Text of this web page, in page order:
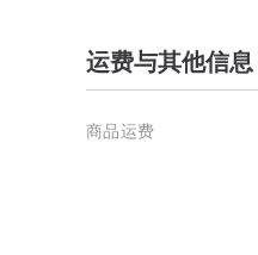
运费与其他信息
商品运费